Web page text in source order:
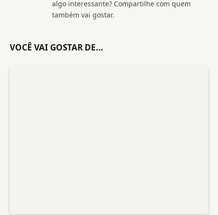
algo interessante? Compartilhe com quem
também vai gostar.
VOCÊ VAI GOSTAR DE...